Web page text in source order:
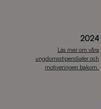
2024
Läs mer om våra
ungdomsstipendiater och
motiveringen bakom.